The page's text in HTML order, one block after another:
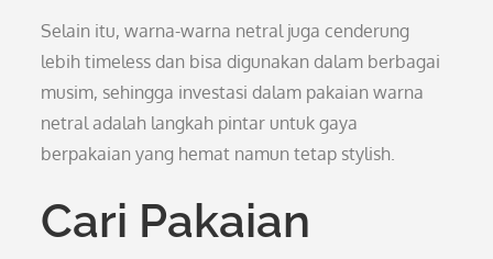
Selain itu, warna-warna netral juga cenderung
lebih timeless dan bisa digunakan dalam berbagai
musim, sehingga investasi dalam pakaian warna
netral adalah langkah pintar untuk gaya
berpakaian yang hemat namun tetap stylish.
Cari Pakaian